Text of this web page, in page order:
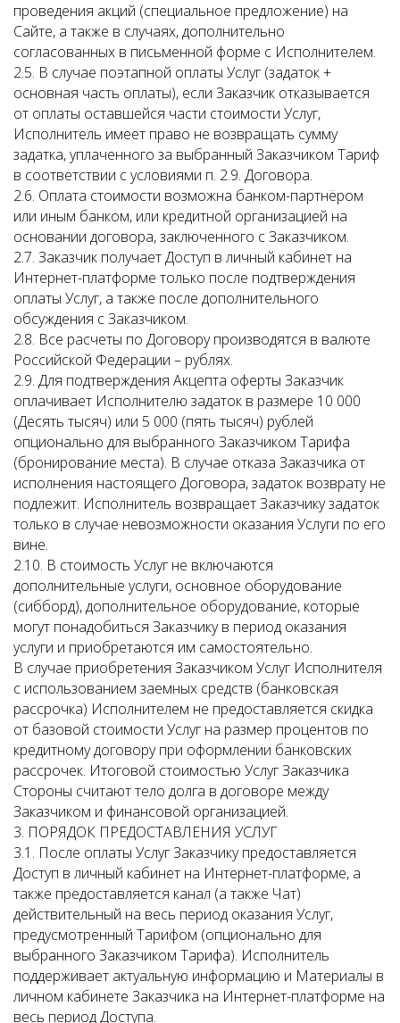
проведения акций (специальное предложение) на
Сайте, а также в случаях, дополнительно
согласованных в письменной форме с Исполнителем.
2.5. В случае поэтапной оплаты Услуг (задаток +
основная часть оплаты), если Заказчик отказывается
от оплаты оставшейся части стоимости Услуг,
Исполнитель имеет право не возвращать сумму
задатка, уплаченного за выбранный Заказчиком Тариф
в соответствии с условиями п. 2.9. Договора.
2.6. Оплата стоимости возможна банком-партнёром
или иным банком, или кредитной организацией на
основании договора, заключенного с Заказчиком.
2.7. Заказчик получает Доступ в личный кабинет на
Интернет-платформе только после подтверждения
оплаты Услуг, а также после дополнительного
обсуждения с Заказчиком.
2.8. Все расчеты по Договору производятся в валюте
Российской Федерации – рублях.
2.9. Для подтверждения Акцепта оферты Заказчик
оплачивает Исполнителю задаток в размере 10 000
(Десять тысяч) или 5 000 (пять тысяч) рублей
опционально для выбранного Заказчиком Тарифа
(бронирование места). В случае отказа Заказчика от
исполнения настоящего Договора, задаток возврату не
подлежит. Исполнитель возвращает Заказчику задаток
только в случае невозможности оказания Услуги по его
вине.
2.10. В стоимость Услуг не включаются
дополнительные услуги, основное оборудование
(сибборд), дополнительное оборудование, которые
могут понадобиться Заказчику в период оказания
услуги и приобретаются им самостоятельно.
В случае приобретения Заказчиком Услуг Исполнителя
с использованием заемных средств (банковская
рассрочка) Исполнителем не предоставляется скидка
от базовой стоимости Услуг на размер процентов по
кредитному договору при оформлении банковских
рассрочек. Итоговой стоимостью Услуг Заказчика
Стороны считают тело долга в договоре между
Заказчиком и финансовой организацией.
3. ПОРЯДОК ПРЕДОСТАВЛЕНИЯ УСЛУГ
3.1. После оплаты Услуг Заказчику предоставляется
Доступ в личный кабинет на Интернет-платформе, а
также предоставляется канал (а также Чат)
действительный на весь период оказания Услуг,
предусмотренный Тарифом (опционально для
выбранного Заказчиком Тарифа). Исполнитель
поддерживает актуальную информацию и Материалы в
личном кабинете Заказчика на Интернет-платформе на
весь период Доступа.